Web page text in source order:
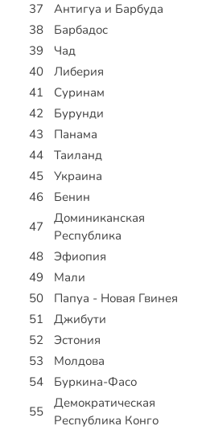
37
Антигуа и Барбуда
38
Барбадос
39
Чад
40
Либерия
41
Суринам
42
Бурунди
43
Панама
44
Таиланд
45
Украина
46
Бенин
47
Доминиканская
Республика
48
Эфиопия
49
Мали
50
Папуа - Новая Гвинея
51
Джибути
52
Эстония
53
Молдова
54
Буркина-Фасо
55
Демократическая
Республика Конго